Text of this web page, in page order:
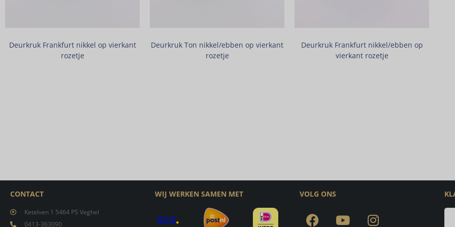
Deurkruk Frankfurt nikkel op vierkant
rozetje
Deurkruk Ton nikkel/ebben op vierkant
rozetje
Deurkruk Frankfurt nikkel/ebben op
vierkant rozetje
CONTACT
Ketelven 1 5464 PS Veghel
0413-363090
WIJ WERKEN SAMEN MET VOLG ONS